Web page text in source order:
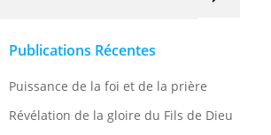
Publications Récentes
Puissance de la foi et de la prière
Révélation de la gloire du Fils de Dieu